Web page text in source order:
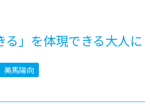
る」を体現できる大人に
馬陽向